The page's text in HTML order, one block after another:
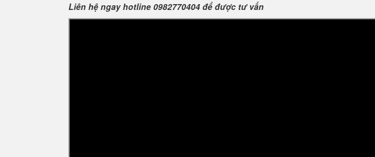
Liên hệ ngay hotline 0982770404 để được tư vấn